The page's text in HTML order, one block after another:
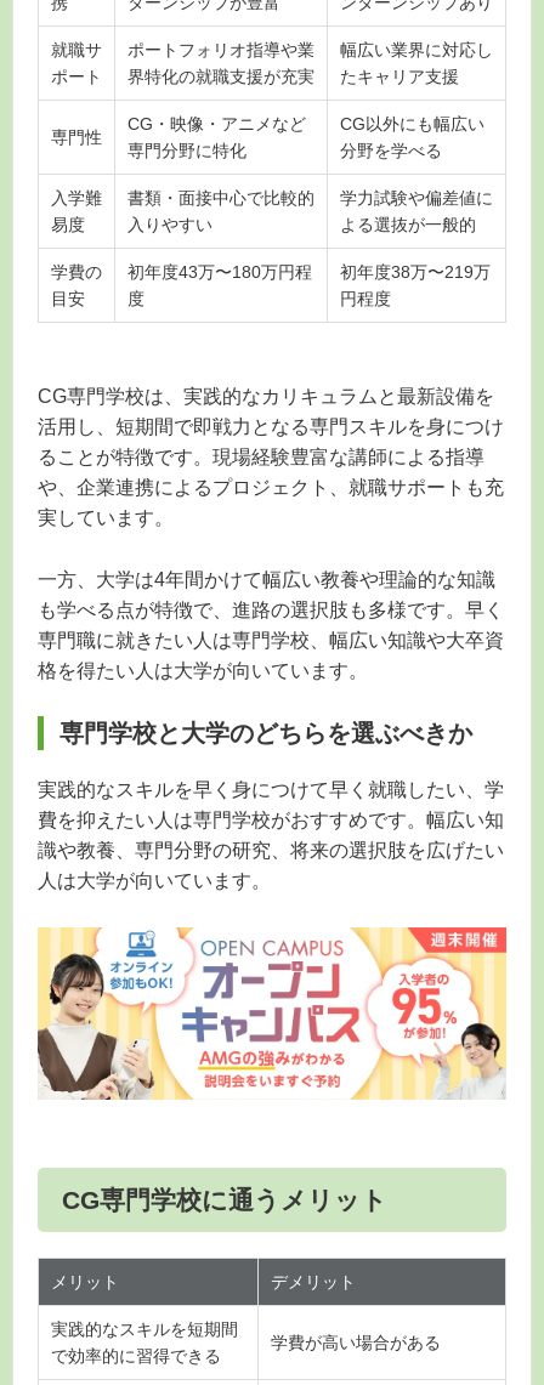
就職サ
ポート
ポートフォリオ指導や業
界特化の就職支援が充実
幅広い業界に対応し
たキャリア支援
専門性
CG・映像・アニメなど
専門分野に特化
CG以外にも幅広い
分野を学べる
入学難
易度
書類・面接中心で比較的
入りやすい
学力試験や偏差値に
よる選抜が一般的
学費の
目安
初年度43万〜180万円程
度
初年度38万〜219万
円程度
CG専門学校は、実践的なカリキュラムと最新設備を
活用し、短期間で即戦力となる専門スキルを身につけ
ることが特徴です。現場経験豊富な講師による指導
や、企業連携によるプロジェクト、就職サポートも充
実しています。
一方、大学は4年間かけて幅広い教養や理論的な知識
も学べる点が特徴で、進路の選択肢も多様です。早く
専門職に就きたい人は専門学校、幅広い知識や大卒資
格を得たい人は大学が向いています。
専門学校と大学のどちらを選ぶべきか
実践的なスキルを早く身につけて早く就職したい、学
費を抑えたい人は専門学校がおすすめです。幅広い知
識や教養、専門分野の研究、将来の選択肢を広げたい
人は大学が向いています。
CG専門学校に通うメリット
メリット デメリット
実践的なスキルを短期間
で効率的に習得できる
学費が高い場合がある